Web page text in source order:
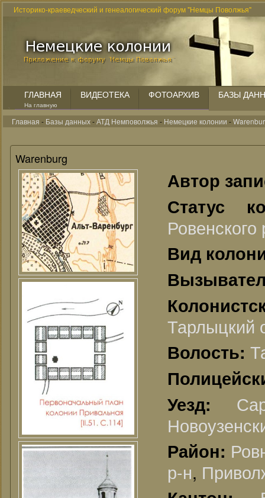
Историко-краеведческий и генеалогический форум "Немцы Поволжья"
ГЛАВНАЯ
На главную
ВИДЕОТЕКА ФОТОАРХИВ БАЗЫ
Главная - Базы данных-АТД Немповолжья - Немецкие колонии -
Warenburg
Автор
Статус
Вид
Тарлыцкий
Волость:
Уезд:
Район:
р-н,